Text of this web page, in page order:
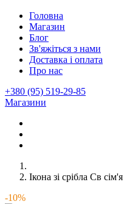
Головна
Магазин
Блог
Зв'яжіться з нами
Доставка і оплата
Про нас
+380 (95) 519-29-85
Магазини
Ікона зі срібла Св
-10%